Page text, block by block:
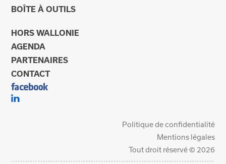
BOÎTE À OUTILS
HORS WALLONIE
AGENDA
PARTENAIRES
CONTACT
Politique de confidentialité
Mentions légales
Tout droit réservé © 2026